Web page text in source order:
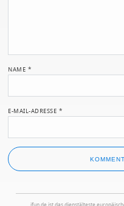
NAME *
E-MAIL-ADRESSE *
ifun.de ist das dienstälteste